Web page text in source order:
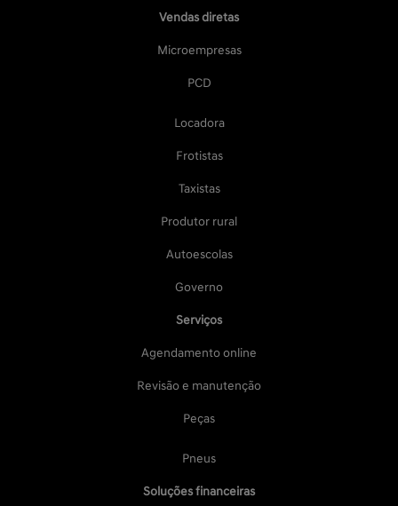
Vendas diretas
Microempresas
PCD
Locadora
Frotistas
Taxistas
Produtor rural
Autoescolas
Governo
Serviços
Agendamento online
Revisão e manutenção
Peças
Pneus
Soluções financeiras